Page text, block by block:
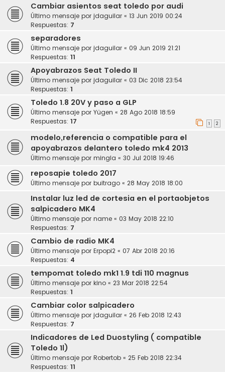
Cambiar asientos seat toledo por audi
Último mensaje por jdaguilar « 13 Jun 2019 00:24
Respuestas: 7
separadores
Último mensaje por jdaguilar « 09 Jun 2019 21:21
Respuestas: 11
Apoyabrazos Seat Toledo II
Último mensaje por jdaguilar « 03 Dic 2018 23:54
Respuestas: 1
Toledo 1.8 20V y paso a GLP
Último mensaje por Yügen « 28 Ago 2018 18:59
Respuestas: 17 1 2
modelo,referencia o compatible para el
apoyabrazos delantero toledo mk4 2013
Último mensaje por mingla « 30 Jul 2018 19:46
reposapie toledo 2017
Último mensaje por buitrago « 28 May 2018 18:00
Instalar luz led de cortesia en el portaobjetos
salpicadero MK4
Último mensaje por name « 03 May 2018 22:10
Respuestas: 7
Cambio de radio MK4
Último mensaje por Erpopi2 « 07 Abr 2018 20:16
Respuestas: 4
tempomat toledo mk1 1.9 tdi 110 magnus
Último mensaje por kino « 23 Mar 2018 22:54
Respuestas: 1
Cambiar color salpicadero
Último mensaje por jdaguilar « 26 Feb 2018 12:43
Respuestas: 7
Indicadores de Led Duostyling ( compatible
Toledo 1l)
Último mensaje por Robertob « 25 Feb 2018 22:34
Respuestas: 11